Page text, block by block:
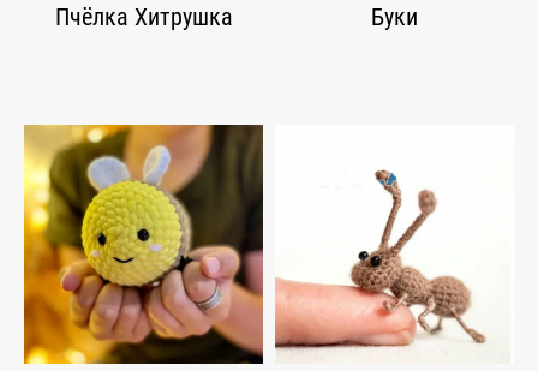
Пчёлка Хитрушка Буки